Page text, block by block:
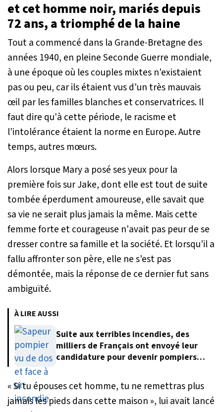
et cet homme noir, mariés depuis
72 ans, a triomphé de la haine
Tout a commencé dans la Grande-Bretagne des
années 1940, en pleine Seconde Guerre mondiale,
à une époque où les couples mixtes n'existaient
pas ou peu, car ils étaient vus d'un très mauvais
œil par les familles blanches et conservatrices. Il
faut dire qu'à cette période, le racisme et
l'intolérance étaient la norme en Europe. Autre
temps, autres mœurs.
Alors lorsque Mary a posé ses yeux pour la
première fois sur Jake, dont elle est tout de suite
tombée éperdument amoureuse, elle savait que
sa vie ne serait plus jamais la même. Mais cette
femme forte et courageuse n'avait pas peur de se
dresser contre sa famille et la société. Et lorsqu'il a
fallu affronter son père, elle ne s'est pas
démontée, mais la réponse de ce dernier fut sans
ambiguïté.
À LIRE AUSSI
Suite aux terribles incendies, des
milliers de Français ont envoyé leur
candidature pour devenir pompiers
«Si tu épouses cet homme, tu ne remettras plus
jamais les pieds dans cette maison », lui avait lancé